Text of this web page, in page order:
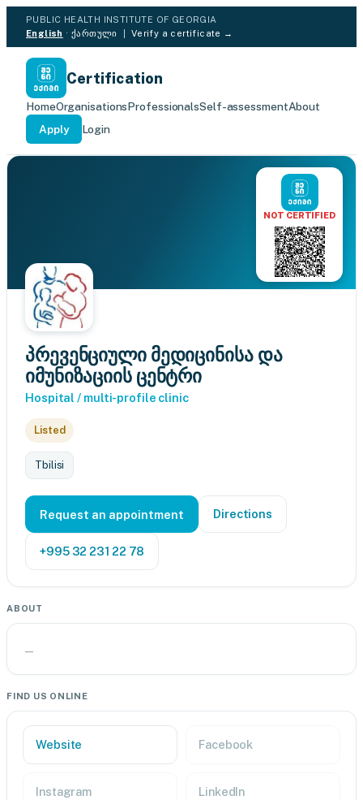
PUBLIC HEALTH INSTITUTE OF GEORGIA
English ·ქართული Verify a certificate →
Certification
HomeOrganisationsProfessionalsSelf-assessmentAbout
Apply
Login
NOT CERTIFIED
პრევენციული მედიცინისა და
იმუნიზაციის ცენტრი
Hospital / multi-profile clinic
Listed
Tbilisi
Request an appointment Directions
+995 32 231 22 78
ABOUT
—
FIND US ONLINE
Website Facebook
Instagram LinkedIn